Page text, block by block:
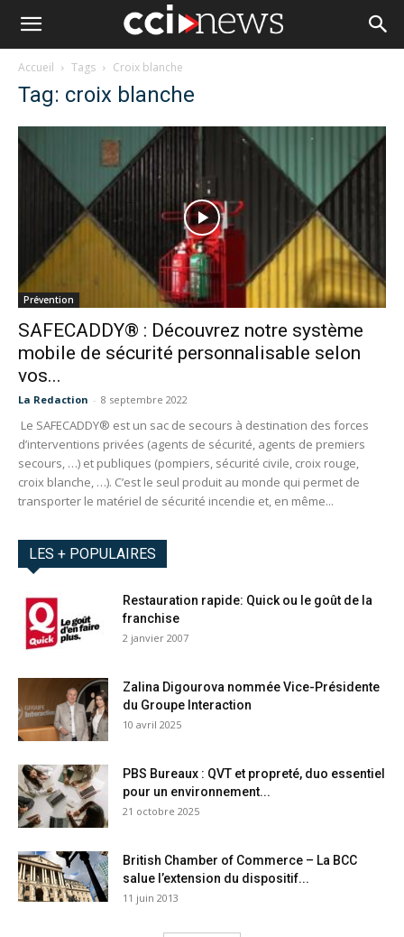
Accueil Tags Croix blanche
Tag: croix blanche
Prévention
SAFECADDY® : Découvrez notre système
mobile de sécurité personnalisable selon
vos...
La Redaction - 8 septembre 2022
Le SAFECADDY® est un sac de secours à destination des forces
d’interventions privées (agents de sécurité, agents de premiers
secours, …) et publiques (pompiers, sécurité civile, croix rouge,
croix blanche, …). C’est le seul produit au monde qui permet de
transporter le matériel de sécurité incendie et, en même...
LES + POPULAIRES
Restauration rapide: Quick ou le goût de la
franchise
2 janvier 2007
Zalina Digourova nommée Vice-Présidente
du Groupe Interaction
10 avril 2025
PBS Bureaux : QVT et propreté, duo essentiel
pour un environnement...
21 octobre 2025
British Chamber of Commerce – La BCC
salue l’extension du dispositif...
11 juin 2013